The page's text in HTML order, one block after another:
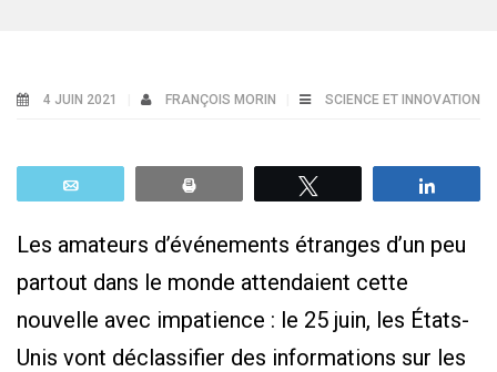
4 JUIN 2021 FRANÇOIS MORIN SCIENCE ET INNOVATION
Les amateurs d’événements étranges d’un peu
partout dans le monde attendaient cette
nouvelle avec impatience : le 25 juin, les États-
Unis vont déclassifier des informations sur les